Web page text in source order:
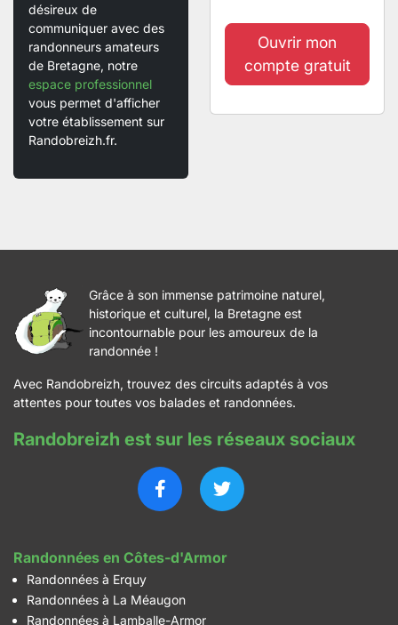
désireux de
communiquer avec des
randonneurs amateurs
de Bretagne, notre
espace professionnel
vous permet d'afficher
votre établissement sur
Randobreizh.fr.
Ouvrir mon
compte gratuit
Grâce à son immense patrimoine naturel,
historique et culturel, la Bretagne est
incontournable pour les amoureux de la
randonnée !
Avec Randobreizh, trouvez des circuits adaptés à vos
attentes pour toutes vos balades et randonnées.
Randobreizh est sur les réseaux sociaux
Randonnées en Côtes-d'Armor
Randonnées à Erquy
Randonnées à La Méaugon
Randonnées à Lamballe-Armor